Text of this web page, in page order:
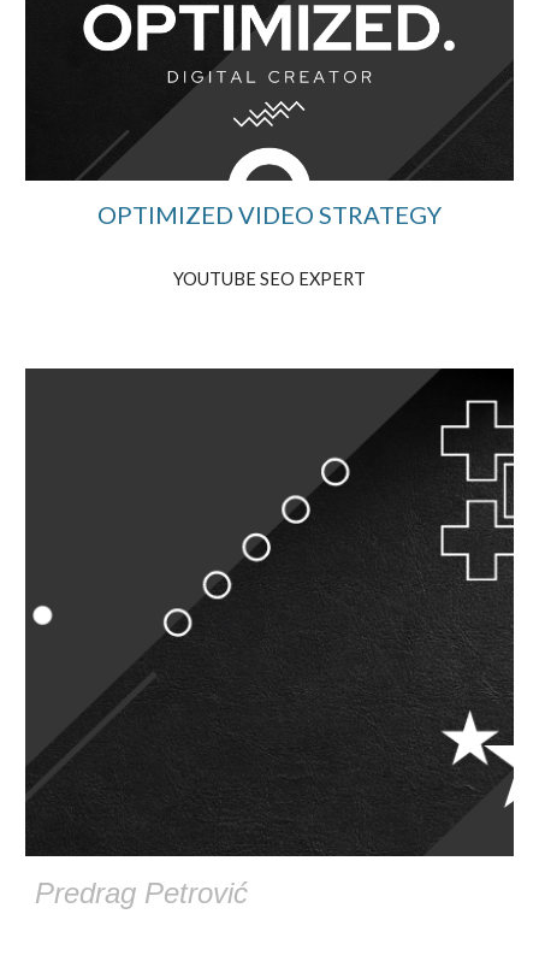
OPTIMIZED VIDEO STRATEGY
YOUTUBE SEO EXPERT
Predrag Petrović